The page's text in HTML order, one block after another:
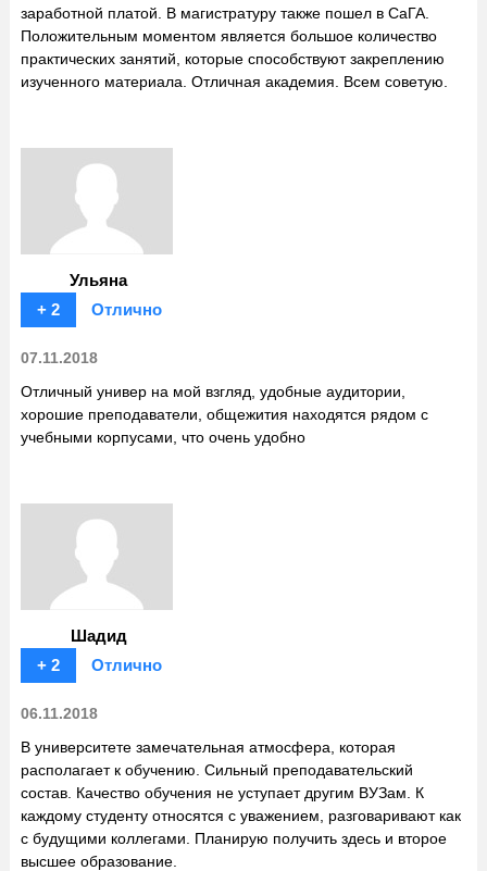
заработной платой. В магистратуру также пошел в СаГА.
Положительным моментом является большое количество
практических занятий, которые способствуют закреплению
изученного материала. Отличная академия. Всем советую.
Ульяна
+ 2
Отлично
07.11.2018
Отличный универ на мой взгляд, удобные аудитории,
хорошие преподаватели, общежития находятся рядом с
учебными корпусами, что очень удобно
Шадид
+ 2
Отлично
06.11.2018
В университете замечательная атмосфера, которая
располагает к обучению. Сильный преподавательский
состав. Качество обучения не уступает другим ВУЗам. К
каждому студенту относятся с уважением, разговаривают как
с будущими коллегами. Планирую получить здесь и второе
высшее образование.